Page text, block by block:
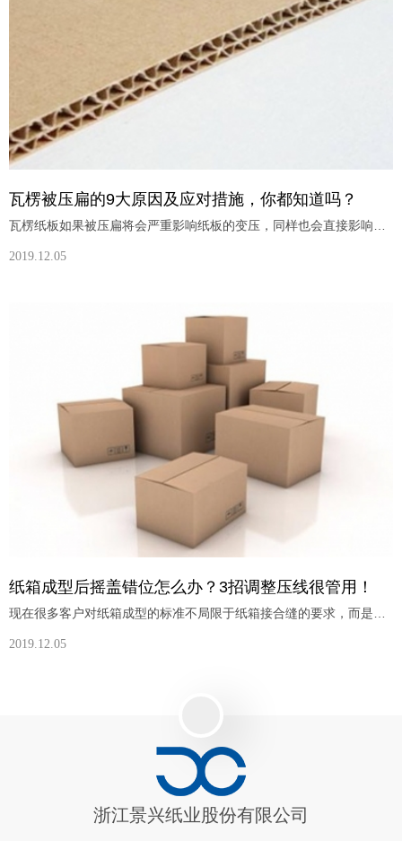
瓦楞被压扁的9大原因及应对措施，你都知道吗？
2019.12.05
纸箱成型后摇盖错位怎么办？3招调整压线很管用！
现在很多客户对纸箱成型的标准不局限于纸箱接合缝的要求，而是要求纸箱成型必须方正、上下摇盖必须对齐···看起来，这些要求并不难，但实际做到却没那么简单。比如纸箱接缝及纸箱尺寸正确且良好，但是纸箱成型后摇盖就易产生错位现象，如何解决？实际上，纸箱成型后摇盖错位不单单是纸箱尺寸和和接缝的问题，主要还是纸箱压线不够深造成的，要解决这个问题首先就要解决压线问题。首先要解决瓦楞机横向压线问题，如瓦楞纸板机压线
2019.12.05
浙江景兴纸业股份有限公司